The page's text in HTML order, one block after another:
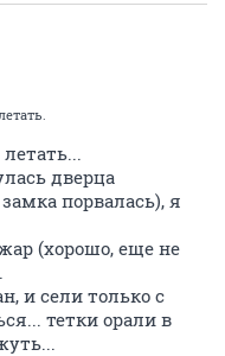
дверца
порвалась), я
(хорошо, еще не
и сели только с
тетки орали в